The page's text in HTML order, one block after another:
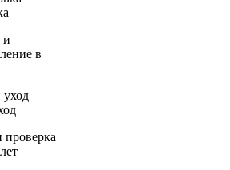
и
в
проверка